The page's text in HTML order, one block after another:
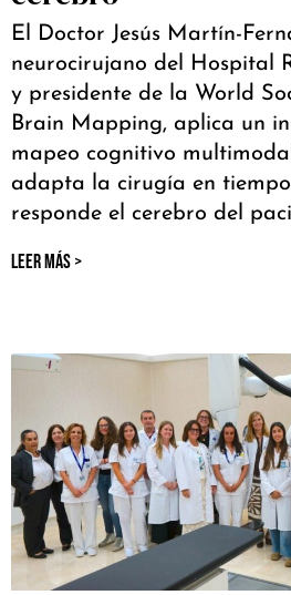
El Doctor Jesús Martín-
neurocirujano del Hospital
y presidente de la World
Brain Mapping, aplica un
mapeo cognitivo
adapta la cirugía en
responde el cerebro del
LEER MÁS >